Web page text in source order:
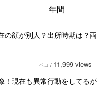
年間
の顔が別人？出所時期は？両
ペコ / 11,999 views
！現在も異常行動をしてるが